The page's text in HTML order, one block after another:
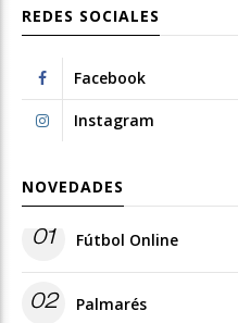
REDES SOCIALES
Facebook
Instagram
NOVEDADES
01 Fútbol Online
02 Palmarés